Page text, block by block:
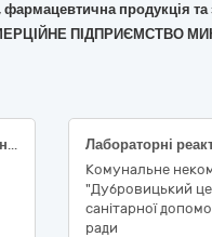
продукція та
Лабораторні реактиви до гематологічного аналізатора BC-20s Mindray
Комунальне
"Дубровицький
санітарної
ради